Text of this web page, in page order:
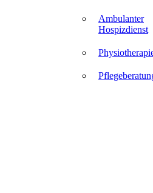
Ambulanter
Hospizdienst